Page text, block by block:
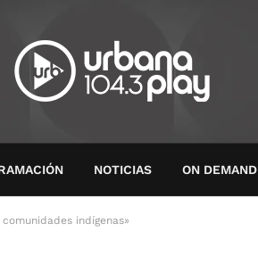
NOTICIAS ON DEMAND
indígenas»